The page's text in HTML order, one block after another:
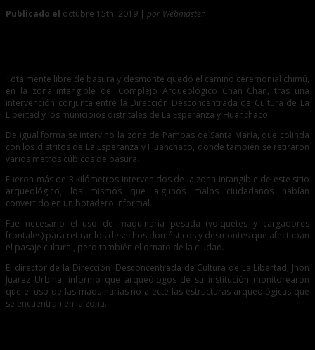
Publicado el octubre 15th, 2019 | por Webmaster
Totalmente libre de basura y desmonte quedó el camino ceremonial chimú,
en la zona intangible del Complejo Arqueológico Chan Chan, tras una
intervención conjunta entre la Dirección Desconcentrada de Cultura de La
Libertad y los municipios distritales de La Esperanza y Huanchaco.
De igual forma se intervino la zona de Pampas de Santa María, que colinda
con los distritos de La Esperanza y Huanchaco, donde también se retiraron
varios metros cúbicos de basura.
Fueron más de 3 kilómetros intervenidos de la zona intangible de este sitio
arqueológico, los mismos que algunos malos ciudadanos habían
convertido en un botadero informal.
Fue necesario el uso de maquinaria pesada (volquetes y cargadores
frontales) para retirar los desechos domésticos y desmontes que afectaban
el pasaje cultural, pero también el ornato de la ciudad.
El director de la Dirección Desconcentrada de Cultura de La Libertad, Jhon
Juárez Urbina, informó que arqueólogos de su institución monitorearon
que el uso de las maquinarias no afecte las estructuras arqueológicas que
se encuentran en la zona.